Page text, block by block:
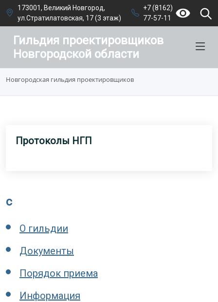
173001, Великий Новгород,
ул.Стратилатовская, 17 (3 этаж)
+7 (8162)
77-57-11
Гильдия проектировщиков
Новгородской области
Новгородская гильдия проектировщиков
Протоколы НГП
c
О гильдии
Документы
Порядок приема
Информация